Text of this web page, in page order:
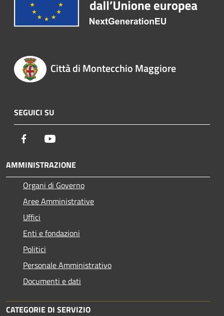
Città di Montecchio Maggiore
SEGUICI SU
Facebook
AMMINISTRAZIONE
Organi di Governo
Aree Amministrative
Uffici
Enti e fondazioni
Politici
Personale Amministrativo
Documenti e dati
CATEGORIE DI SERVIZIO